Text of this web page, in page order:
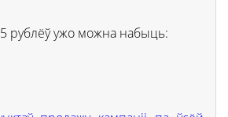
рублёў ужо можна набыць: